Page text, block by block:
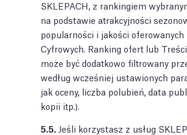
SKLEPACH, z rankingiem
na podstawie atrakcyjności
popularności i jakości oferowanych
Cyfrowych. Ranking ofert lub
może być dodatkowo filtrowany
według wcześniej ustawionych
jak oceny, liczba polubień, data
kopii itp.).
5.5. Jeśli korzystasz z usług